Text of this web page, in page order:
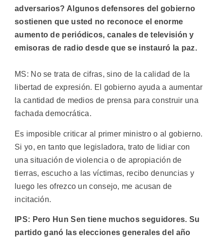
adversarios? Algunos defensores del gobierno
sostienen que usted no reconoce el enorme
aumento de periódicos, canales de televisión y
emisoras de radio desde que se instauró la paz.
MS: No se trata de cifras, sino de la calidad de la
libertad de expresión. El gobierno ayuda a aumentar
la cantidad de medios de prensa para construir una
fachada democrática.
Es imposible criticar al primer ministro o al gobierno.
Si yo, en tanto que legisladora, trato de lidiar con
una situación de violencia o de apropiación de
tierras, escucho a las víctimas, recibo denuncias y
luego les ofrezco un consejo, me acusan de
incitación.
IPS: Pero Hun Sen tiene muchos seguidores. Su
partido ganó las elecciones generales del año